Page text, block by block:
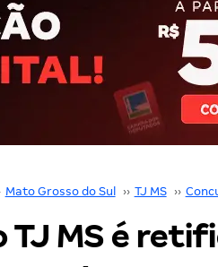
Mato Grosso do Sul ›› TJ MS ››
TJ MS é